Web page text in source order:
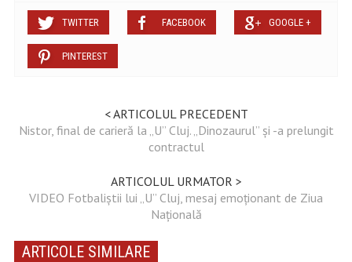
TWITTER FACEBOOK GOOGLE +
PINTEREST
< ARTICOLUL PRECEDENT
Nistor, final de carieră la „U” Cluj. „Dinozaurul” și -a prelungit
contractul
ARTICOLUL URMATOR >
VIDEO Fotbaliștii lui „U” Cluj, mesaj emoționant de Ziua
Națională
ARTICOLE SIMILARE